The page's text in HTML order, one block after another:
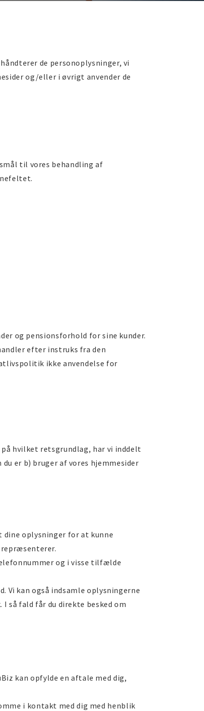
de personoplysninger, vi
og/eller i øvrigt anvender de
til vores behandling af
og pensionsforhold for sine kunder.
efter instruks fra den
ikke anvendelse for
hvilket retsgrundlag, har vi inddelt
er b) bruger af vores hjemmesider
dine oplysninger for at kunne
repræsenterer.
og i visse tilfælde
kan også indsamle oplysningerne
så fald får du direkte besked om
kan opfylde en aftale med dig,
i kontakt med dig med henblik